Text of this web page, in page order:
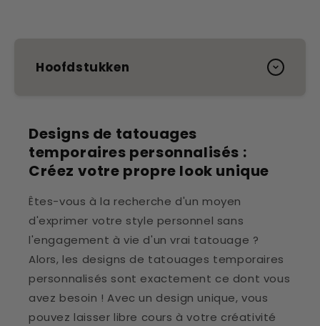
Hoofdstukken
Designs de tatouages
temporaires personnalisés :
Créez votre propre look unique
Êtes-vous à la recherche d'un moyen
d'exprimer votre style personnel sans
l'engagement à vie d'un vrai tatouage ?
Alors, les designs de tatouages temporaires
personnalisés sont exactement ce dont vous
avez besoin ! Avec un design unique, vous
pouvez laisser libre cours à votre créativité